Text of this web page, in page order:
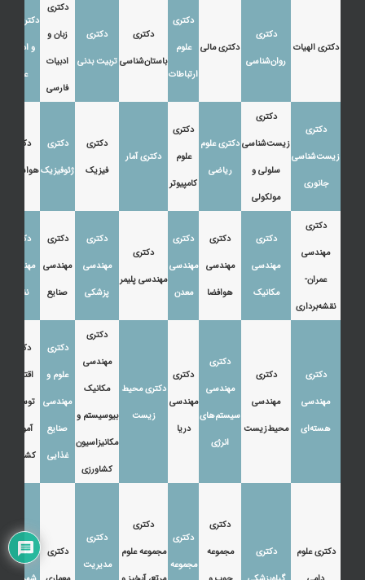
دکتری الهیات
دکتری
روان‌شناسی
دکتری مالی
دکتری
علوم
ارتباطات
دکتری
باستان‌شناسی
دکتری
تربیت بدنی
دکتری
زبان و
ادبیات
فارسی
دکتری زبان
و ادبیات
عرب
دکتری
زیست‌شناسی
جانوری
دکتری
زیست‌شناسی
سلولی و
مولکولی
دکتری علوم
ریاضی
دکتری
علوم
کامپیوتر
دکتری آمار
دکتری
فیزیک
دکتری
ژئوفیزیک
دکتری
هواشناسی
دکتری
مهندسی
عمران-
نقشه‌برداری
دکتری
مهندسی
مکانیک
دکتری
مهندسی
هوافضا
دکتری
مهندسی
معدن
دکتری
مهندسی پلیمر
دکتری
مهندسی
پزشکی
دکتری
مهندسی
صنایع
دکتری
مهندسی
نفت
دکتری
مهندسی
هسته‌ای
دکتری
مهندسی
محیط‌زیست
دکتری
مهندسی
سیستم‌های
انرژی
دکتری
مهندسی
دریا
دکتری محیط
زیست
دکتری
مهندسی
مکانیک
بیوسیستم و
مکانیزاسیون
کشاورزی
دکتری
علوم و
مهندسی
صنایع
غذایی
دکتری
اقتصاد،
توسعه و
آموزش
کشاورزی
دکتری علوم
دکتری
دکتری
مجموعه
دکتری
مجموعه
دکتری
مجموعه علوم
دکتری
مدیریت
دکتری
دکتری